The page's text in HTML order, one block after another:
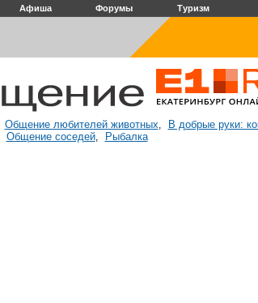
Афиша Форумы Туризм
Общение любителей животных, В добрые руки:
Общение соседей, Рыбалка